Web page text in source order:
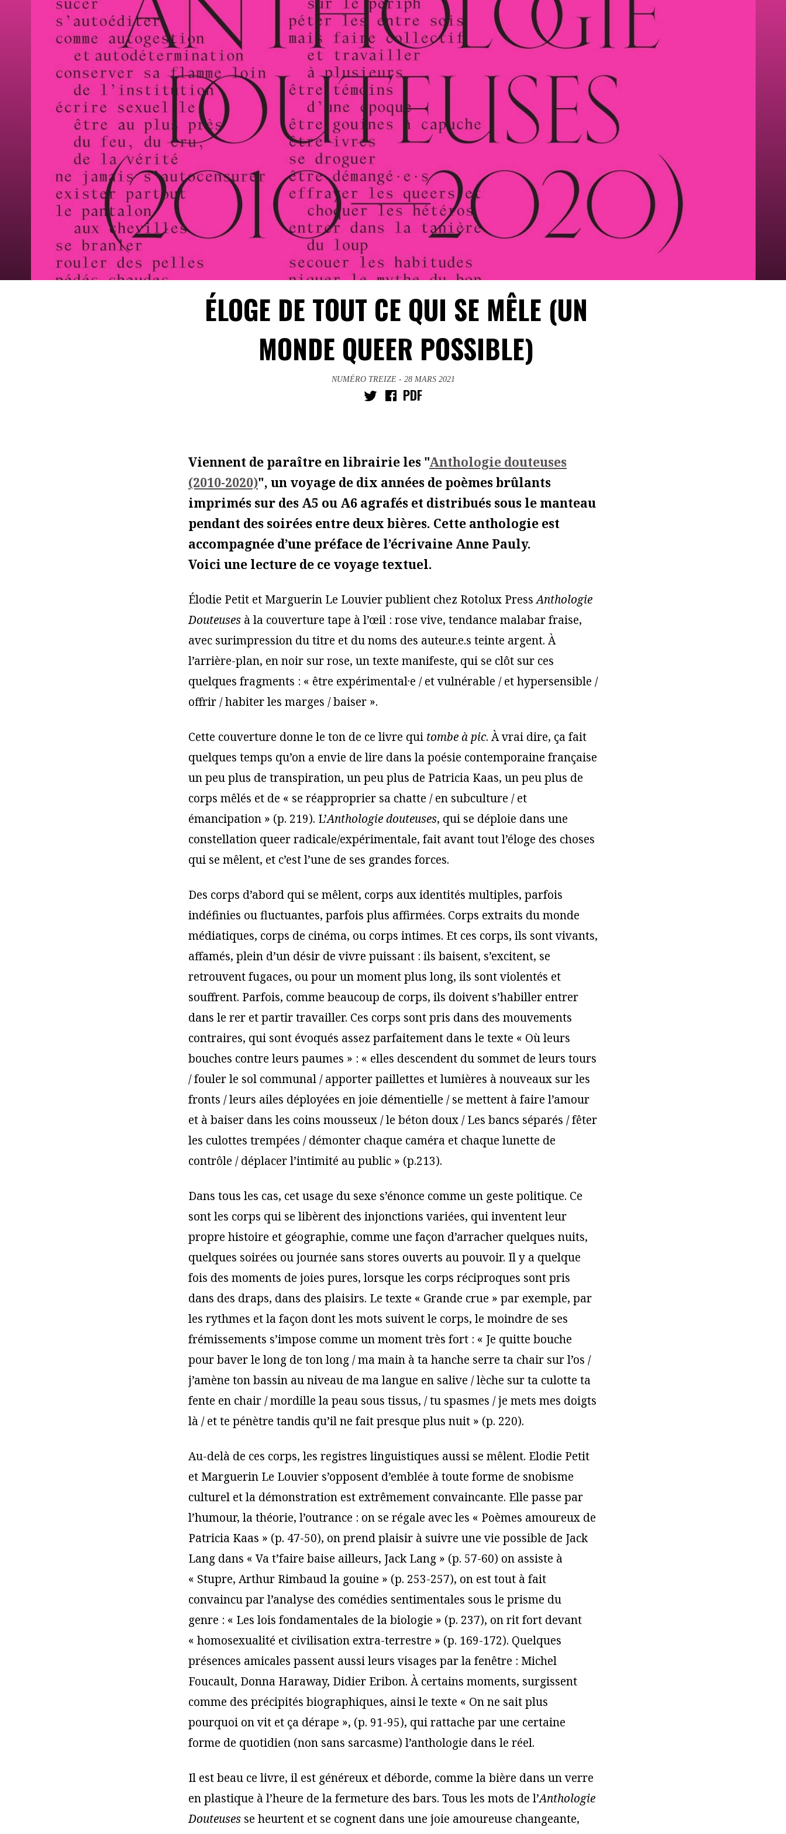
ÉLOGE DE TOUT CE QUI SE MÊLE (UN
MONDE QUEER POSSIBLE)
NUMÉRO TREIZE - 28 MARS 2021
PDF
Viennent de paraître en librairie les "Anthologie douteuses
(2010-2020)", un voyage de dix années de poèmes brûlants
imprimés sur des A5 ou A6 agrafés et distribués sous le manteau
pendant des soirées entre deux bières. Cette anthologie est
accompagnée d’une préface de l’écrivaine Anne Pauly.
Voici une lecture de ce voyage textuel.
Élodie Petit et Marguerin Le Louvier publient chez Rotolux PressAnthologie
Douteuses à la couverture tape à l’œil : rose vive, tendance malabar fraise,
avec surimpression du titre et du noms des auteur.e.s teinte argent. À
l’arrière-plan, en noir sur rose, un texte manifeste, qui se clôt sur ces
quelques fragments : « être expérimental·e / et vulnérable / et hypersensible /
offrir / habiter les marges / baiser ».
Cette couverture donne le ton de ce livre qui tombe à pic. À vrai dire, ça fait
quelques temps qu’on a envie de lire dans la poésie contemporaine française
un peu plus de transpiration, un peu plus de Patricia Kaas, un peu plus de
corps mêlés et de « se réapproprier sa chatte / en subculture / et
émancipation » (p. 219). L’Anthologie douteuses, qui se déploie dans une
constellation queer radicale/expérimentale, fait avant tout l’éloge des choses
qui se mêlent, et c’est l’une de ses grandes forces.
Des corps d’abord qui se mêlent, corps aux identités multiples, parfois
indéfinies ou fluctuantes, parfois plus affirmées. Corps extraits du monde
médiatiques, corps de cinéma, ou corps intimes. Et ces corps, ils sont vivants,
affamés, plein d’un désir de vivre puissant : ils baisent, s’excitent, se
retrouvent fugaces, ou pour un moment plus long, ils sont violentés et
souffrent. Parfois, comme beaucoup de corps, ils doivent s’habiller entrer
dans le rer et partir travailler. Ces corps sont pris dans des mouvements
contraires, qui sont évoqués assez parfaitement dans le texte « Où leurs
bouches contre leurs paumes » : « elles descendent du sommet de leurs tours
/ fouler le sol communal / apporter paillettes et lumières à nouveaux sur les
fronts / leurs ailes déployées en joie démentielle / se mettent à faire l’amour
et à baiser dans les coins mousseux / le béton doux / Les bancs séparés / fêter
les culottes trempées / démonter chaque caméra et chaque lunette de
contrôle / déplacer l’intimité au public » (p.213).
Dans tous les cas, cet usage du sexe s’énonce comme un geste politique. Ce
sont les corps qui se libèrent des injonctions variées, qui inventent leur
propre histoire et géographie, comme une façon d’arracher quelques nuits,
quelques soirées ou journée sans stores ouverts au pouvoir. Il y a quelque
fois des moments de joies pures, lorsque les corps réciproques sont pris
dans des draps, dans des plaisirs. Le texte « Grande crue » par exemple, par
les rythmes et la façon dont les mots suivent le corps, le moindre de ses
frémissements s’impose comme un moment très fort : « Je quitte bouche
pour baver le long de ton long / ma main à ta hanche serre ta chair sur l’os /
j’amène ton bassin au niveau de ma langue en salive / lèche sur ta culotte ta
fente en chair / mordille la peau sous tissus, / tu spasmes / je mets mes doigts
là / et te pénètre tandis qu’il ne fait presque plus nuit » (p. 220).
Au-delà de ces corps, les registres linguistiques aussi se mêlent. Elodie Petit
et Marguerin Le Louvier s’opposent d’emblée à toute forme de snobisme
culturel et la démonstration est extrêmement convaincante. Elle passe par
l’humour, la théorie, l’outrance : on se régale avec les « Poèmes amoureux de
Patricia Kaas » (p. 47-50), on prend plaisir à suivre une vie possible de Jack
Lang dans « Va t’faire baise ailleurs, Jack Lang » (p. 57-60) on assiste à
« Stupre, Arthur Rimbaud la gouine » (p. 253-257), on est tout à fait
convaincu par l’analyse des comédies sentimentales sous le prisme du
genre : « Les lois fondamentales de la biologie » (p. 237), on rit fort devant
« homosexualité et civilisation extra-terrestre » (p. 169-172). Quelques
présences amicales passent aussi leurs visages par la fenêtre : Michel
Foucault, Donna Haraway, Didier Eribon. À certains moments, surgissent
comme des précipités biographiques, ainsi le texte « On ne sait plus
pourquoi on vit et ça dérape », (p. 91-95), qui rattache par une certaine
forme de quotidien (non sans sarcasme) l’anthologie dans le réel.
Il est beau ce livre, il est généreux et déborde, comme la bière dans un verre
en plastique à l’heure de la fermeture des bars. Tous les mots de l’Anthologie
Douteuses se heurtent et se cognent dans une joie amoureuse changeante,